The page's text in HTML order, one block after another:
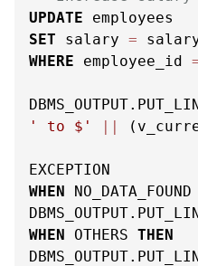
UPDATE
SET salary =
WHERE employee_id
' to $'
||
WHEN NO_DATA_FOUND
WHEN OTHERS THEN